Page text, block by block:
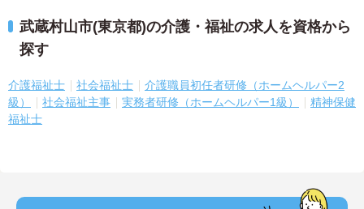
武蔵村山市(東京都)の介護・福祉の求人を資格から
探す
介護福祉士 社会福祉士
介護職員初任者研修（ホームヘルパー2
級）
社会福祉主事 実務者研修（ホームヘルパー1級）
精神保健
福祉士